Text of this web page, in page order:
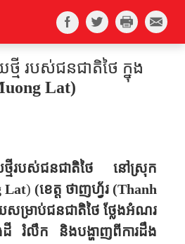
របស់ជនជាតិថៃ ក្នុង
Lat)
មីរបស់ជនជាតិ​ថៃ នៅស្រុក
Lat) (ខេត្ត ថាញហ្វ័រ (Thanh
ម្រាប់​ជនជាតិ​ថៃ​ ​ថ្លែង​អំណរ
លឹក​ និងបង្ហាញ​ពី​ការ​ដឹង